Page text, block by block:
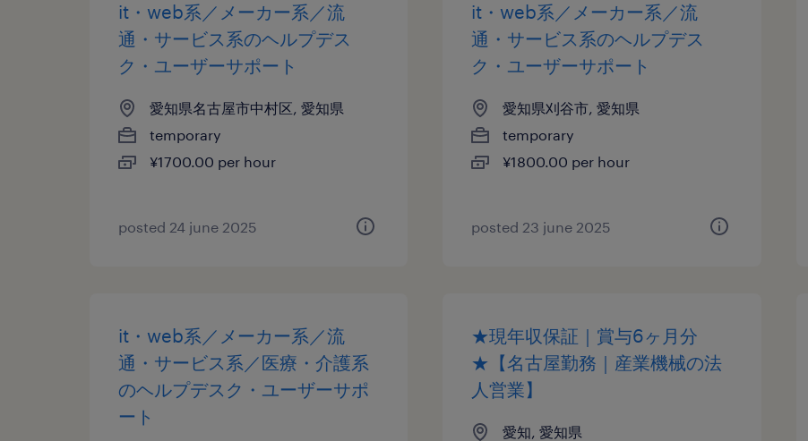
it・web系／メーカー系／流
通・サービス系のヘルプデス
ク・ユーザーサポート
愛知県名古屋市中村区, 愛知県
temporary
¥1700.00 per hour
posted 24 june 2025
it・web系／メーカー系／流
通・サービス系のヘルプデス
ク・ユーザーサポート
愛知県刈谷市, 愛知県
temporary
¥1800.00 per hour
posted 23 june 2025
it・web系／メーカー系／流
通・サービス系／医療・介護系
のヘルプデスク・ユーザーサポ
ート
★現年収保証｜賞与6ヶ月分
★【名古屋勤務｜産業機械の法
人営業】
愛知, 愛知県